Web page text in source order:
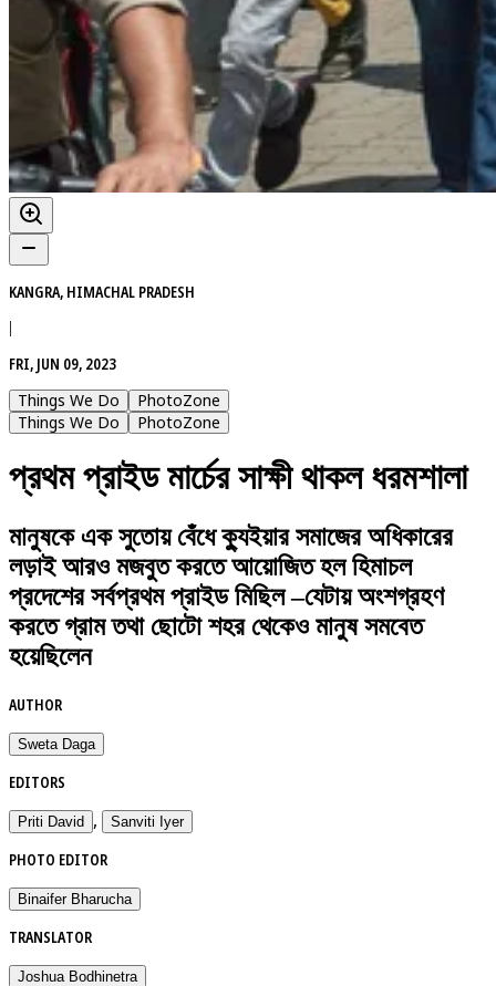
KANGRA, HIMACHAL PRADESH
|
FRI, JUN 09, 2023
Things We Do
PhotoZone
Things We Do
PhotoZone
প্রথম প্রাইড মার্চের সাক্ষী থাকল ধরমশালা
মানুষকে এক সুতোয় বেঁধে ক্যুইয়ার সমাজের অধিকারের
লড়াই আরও মজবুত করতে আয়োজিত হল হিমাচল
প্রদেশের সর্বপ্রথম প্রাইড মিছিল –যেটায় অংশগ্রহণ
করতে গ্রাম তথা ছোটো শহর থেকেও মানুষ সমবেত
হয়েছিলেন
AUTHOR
Sweta Daga
EDITORS
Priti David , Sanviti Iyer
PHOTO EDITOR
Binaifer Bharucha
TRANSLATOR
Joshua Bodhinetra